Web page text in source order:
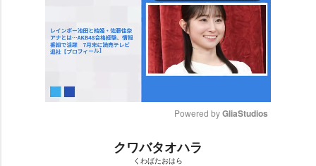
Powered by GliaStudios
クワバタオハラ
くわばたおはら